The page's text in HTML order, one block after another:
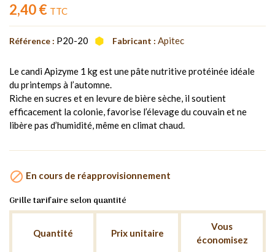
2,40 € TTC
Référence : P20-20 Fabricant : Apitec
Le candi Apizyme 1 kg est une pâte nutritive protéinée idéale
du printemps à l’automne.
Riche en sucres et en levure de bière sèche, il soutient
efficacement la colonie, favorise l’élevage du couvain et ne
libère pas d’humidité, même en climat chaud.
 En cours de réapprovisionnement
Grille tarifaire selon quantité
Quantité Prix unitaire
Vous
économisez